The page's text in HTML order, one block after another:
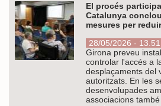
El procés
Catalunya
mesures per
28/05/2026 -
Girona preveu
controlar l'accés a
desplaçaments del
autoritzats. En les
desenvolupades
associacions